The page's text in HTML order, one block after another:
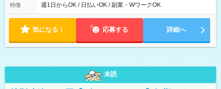
能！ └平日・土曜日の中で、お好きな曜日でご勤務いただけま
18:00 などのように、自由な働き方が可能なお仕事です！
特徴 週1日からOK / 日払いOK / 副業・WワークOK
気になる！ 応募する 詳細へ
未読